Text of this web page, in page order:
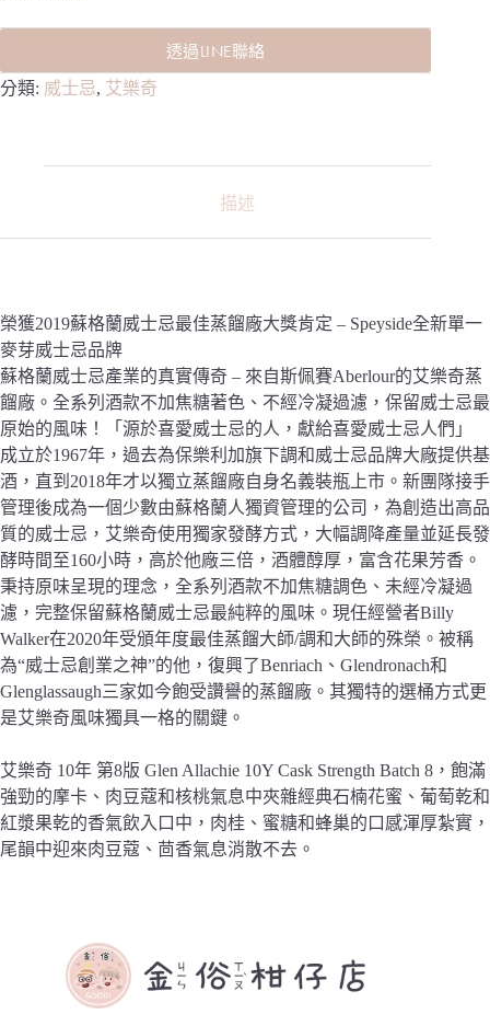
透過LINE聯絡
分類: 威士忌, 艾樂奇
描述
榮獲2019蘇格蘭威士忌最佳蒸餾廠大獎肯定 – Speyside全新單一
麥芽威士忌品牌
蘇格蘭威士忌產業的真實傳奇 – 來自斯佩賽Aberlour的艾樂奇蒸
餾廠。全系列酒款不加焦糖著色、不經冷凝過濾，保留威士忌最
原始的風味！「源於喜愛威士忌的人，獻給喜愛威士忌人們」
成立於1967年，過去為保樂利加旗下調和威士忌品牌大廠提供基
酒，直到2018年才以獨立蒸餾廠自身名義裝瓶上市。新團隊接手
管理後成為一個少數由蘇格蘭人獨資管理的公司，為創造出高品
質的威士忌，艾樂奇使用獨家發酵方式，大幅調降產量並延長發
酵時間至160小時，高於他廠三倍，酒體醇厚，富含花果芳香。
秉持原味呈現的理念，全系列酒款不加焦糖調色、未經冷凝過
濾，完整保留蘇格蘭威士忌最純粹的風味。現任經營者Billy
Walker在2020年受頒年度最佳蒸餾大師/調和大師的殊榮。被稱
為“威士忌創業之神”的他，復興了Benriach、Glendronach和
Glenglassaugh三家如今飽受讚譽的蒸餾廠。其獨特的選桶方式更
是艾樂奇風味獨具一格的關鍵。
艾樂奇 10年 第8版 Glen Allachie 10Y Cask Strength Batch 8，飽滿
強勁的摩卡、肉豆蔻和核桃氣息中夾雜經典石楠花蜜、葡萄乾和
紅漿果乾的香氣飲入口中，肉桂、蜜糖和蜂巢的口感渾厚紮實，
尾韻中迎來肉豆蔻、茴香氣息消散不去。